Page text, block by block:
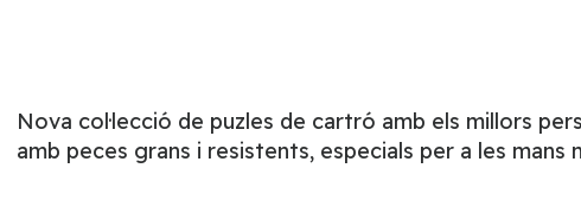
Nova col·lecció de puzles de cartró amb els millors
amb peces grans i resistents, especials per a les